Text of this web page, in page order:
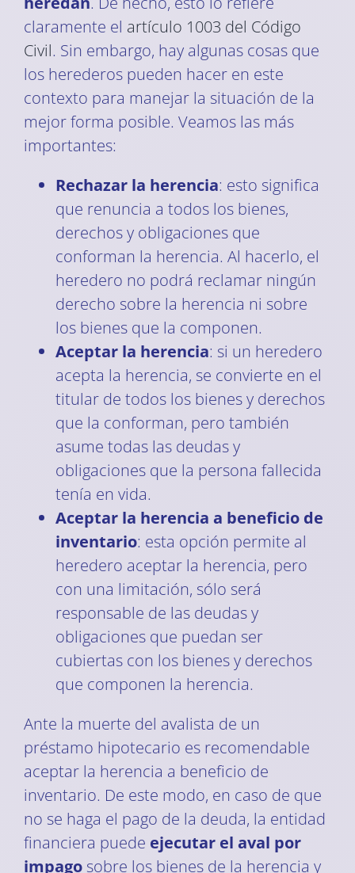
claramente el artículo 1003 del Código
Civil. Sin embargo, hay algunas cosas que
los herederos pueden hacer en este
contexto para manejar la situación de la
mejor forma posible. Veamos las más
importantes:
Rechazar la herencia: esto significa
que renuncia a todos los bienes,
derechos y obligaciones que
conforman la herencia. Al hacerlo, el
heredero no podrá reclamar ningún
derecho sobre la herencia ni sobre
los bienes que la componen.
Aceptar la herencia: si un heredero
acepta la herencia, se convierte en el
titular de todos los bienes y derechos
que la conforman, pero también
asume todas las deudas y
obligaciones que la persona fallecida
tenía en vida.
Aceptar la herencia a beneficio de
inventario: esta opción permite al
heredero aceptar la herencia, pero
con una limitación, sólo será
responsable de las deudas y
obligaciones que puedan ser
cubiertas con los bienes y derechos
que componen la herencia.
Ante la muerte del avalista de un
préstamo hipotecario es recomendable
aceptar la herencia a beneficio de
inventario. De este modo, en caso de que
no se haga el pago de la deuda, la entidad
financiera puede ejecutar el aval por
impagosobre los bienes de la herencia y